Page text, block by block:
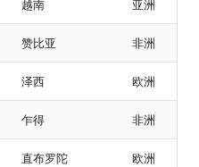
越南 亚洲
赞比亚 非洲
泽西 欧洲
乍得 非洲
直布罗陀 欧洲